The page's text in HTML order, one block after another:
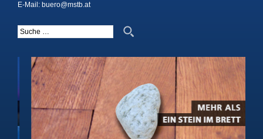
E-Mail: buero@mstb.at
Suche nach: